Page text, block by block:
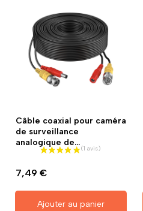
Câble coaxial pour caméra
de surveillance
analogique de...
7,49 €
Ajouter au panier